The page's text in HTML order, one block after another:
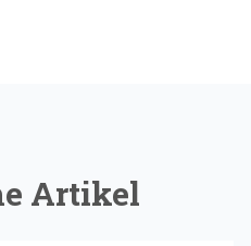
Artikel